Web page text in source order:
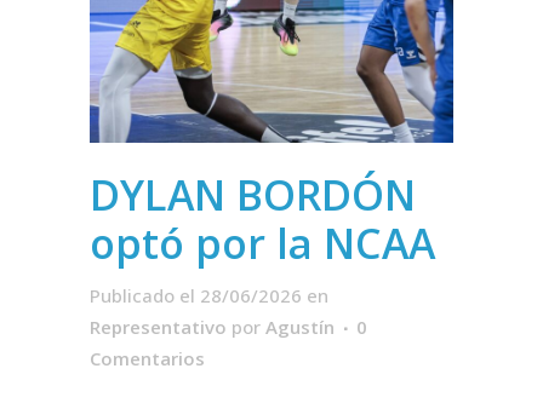
DYLAN BORDÓN
optó por la NCAA
Publicado el 28/06/2026 en
Representativo por Agustín
0
Comentarios